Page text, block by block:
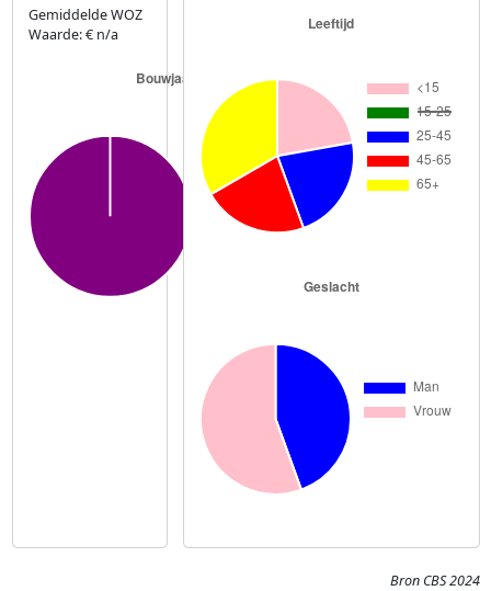
Gemiddelde WOZ
Waarde: € n/a
Bron CBS 2024